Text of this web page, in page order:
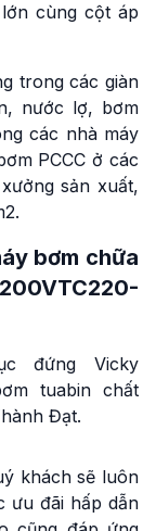
cùng cột áp
trong các giàn
nước lợ, bơm
các nhà máy
PCCC ở các
sản xuất,
bơm chữa
đứng Vicky
tuabin chất
Đạt.
khách sẽ luôn
ưu đãi hấp dẫn